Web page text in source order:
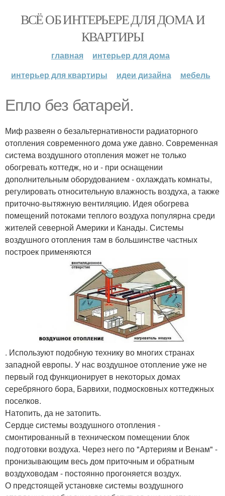
ВСЁ ОБ ИНТЕРЬЕРЕ ДЛЯ ДОМА И
КВАРТИРЫ
главная
интерьер для дома
интерьер для квартиры
идеи дизайна мебель
Епло без батарей.
Миф развеян о безальтернативности радиаторного
отопления современного дома уже давно. Современная
система воздушного отопления может не только
обогревать коттедж, но и - при оснащении
дополнительным оборудованием - охлаждать комнаты,
регулировать относительную влажность воздуха, а также
приточно-вытяжную вентиляцию. Идея обогрева
помещений потоками теплого воздуха популярна среди
жителей северной Америки и Канады. Системы
воздушного отопления там в большинстве частных
построек применяются
. Используют подобную технику во многих странах
западной европы. У нас воздушное отопление уже не
первый год функционирует в некоторых домах
серебряного бора, Барвихи, подмосковных коттеджных
поселков.
Натопить, да не затопить.
Сердце системы воздушного отопления -
смонтированный в техническом помещении блок
подготовки воздуха. Через него по "Артериям и Венам" -
пронизывающим весь дом приточным и обратным
воздуховодам - постоянно прогоняется воздух.
О предстоящей установке системы воздушного